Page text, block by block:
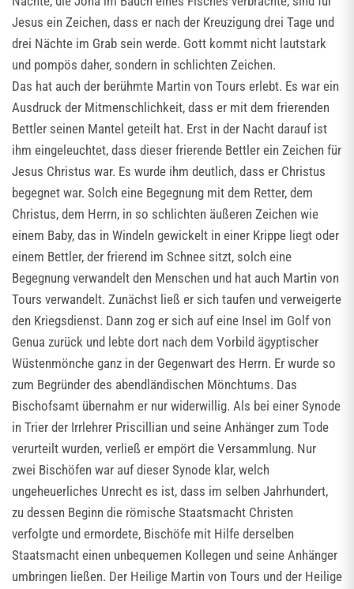
Jesus ein Zeichen, dass er nach der Kreuzigung drei Tage und
drei Nächte im Grab sein werde. Gott kommt nicht lautstark
und pompös daher, sondern in schlichten Zeichen.
Das hat auch der berühmte Martin von Tours erlebt. Es war ein
Ausdruck der Mitmenschlichkeit, dass er mit dem frierenden
Bettler seinen Mantel geteilt hat. Erst in der Nacht darauf ist
ihm eingeleuchtet, dass dieser frierende Bettler ein Zeichen für
Jesus Christus war. Es wurde ihm deutlich, dass er Christus
begegnet war. Solch eine Begegnung mit dem Retter, dem
Christus, dem Herrn, in so schlichten äußeren Zeichen wie
einem Baby, das in Windeln gewickelt in einer Krippe liegt oder
einem Bettler, der frierend im Schnee sitzt, solch eine
Begegnung verwandelt den Menschen und hat auch Martin von
Tours verwandelt. Zunächst ließ er sich taufen und verweigerte
den Kriegsdienst. Dann zog er sich auf eine Insel im Golf von
Genua zurück und lebte dort nach dem Vorbild ägyptischer
Wüstenmönche ganz in der Gegenwart des Herrn. Er wurde so
zum Begründer des abendländischen Mönchtums. Das
Bischofsamt übernahm er nur widerwillig. Als bei einer Synode
in Trier der Irrlehrer Priscillian und seine Anhänger zum Tode
verurteilt wurden, verließ er empört die Versammlung. Nur
zwei Bischöfen war auf dieser Synode klar, welch
ungeheuerliches Unrecht es ist, dass im selben Jahrhundert,
zu dessen Beginn die römische Staatsmacht Christen
verfolgte und ermordete, Bischöfe mit Hilfe derselben
Staatsmacht einen unbequemen Kollegen und seine Anhänger
umbringen ließen. Der Heilige Martin von Tours und der Heilige